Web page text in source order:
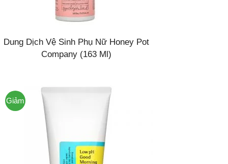
Dung Dịch Vệ Sinh Phụ Nữ Honey Pot
Company (163 Ml)
Giảm